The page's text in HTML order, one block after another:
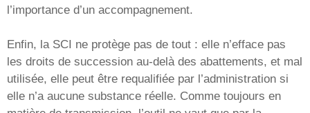
l’importance d’un accompagnement.
Enfin, la SCI ne protège pas de tout : elle n’efface pas
les droits de succession au-delà des abattements, et mal
utilisée, elle peut être requalifiée par l’administration si
elle n’a aucune substance réelle. Comme toujours en